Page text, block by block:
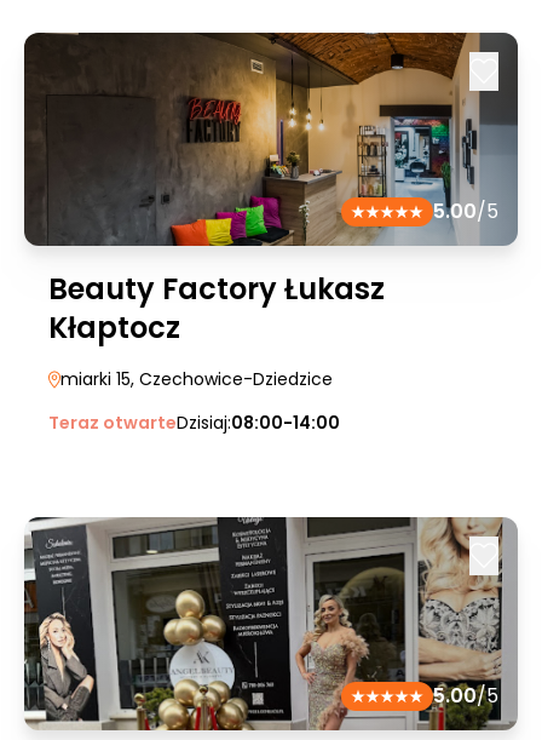
5.00/5
Beauty Factory Łukasz
Kłaptocz
miarki 15, Czechowice-Dziedzice
Teraz otwarteDzisiaj:08:00-14:00
5.00/5